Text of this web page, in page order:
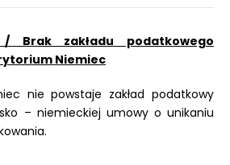
Brak zakładu podatkowego
Niemiec
nie powstaje zakład podatkowy
– niemieckiej umowy o unikaniu